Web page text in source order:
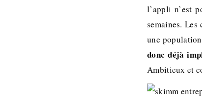
l’appli n’est
semaines.
une
donc déjà
Ambitieux et